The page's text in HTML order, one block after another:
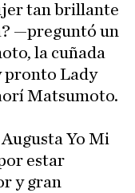
tan brillante
—preguntó un
la cuñada
pronto Lady
Matsumoto.
Yo Mi
estar
y gran